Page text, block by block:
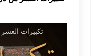
تكبيرات